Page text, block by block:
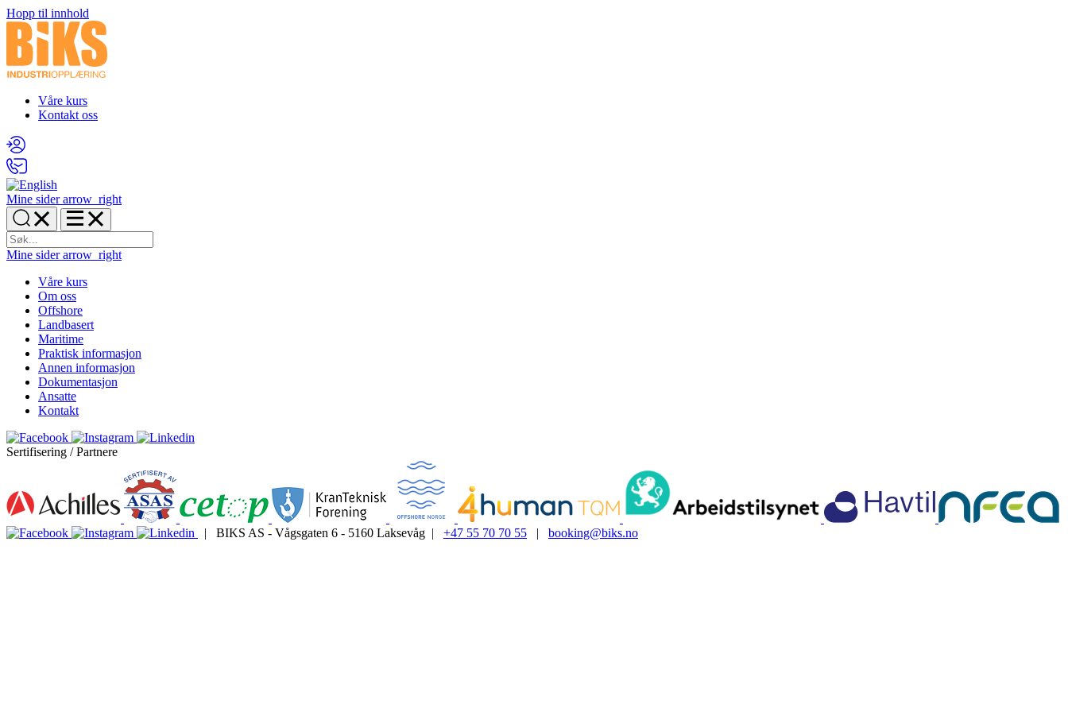
Hopp til innhold
Våre kurs
Kontakt oss
Mine sider arrow_right
Mine sider arrow_right
Våre kurs
Om oss
Offshore
Landbasert
Maritime
Praktisk informasjon
Annen informasjon
Dokumentasjon
Ansatte
Kontakt
Sertifisering / Partnere
| BIKS AS - Vågsgaten 6 - 5160 Laksevåg | +47 55 70 70 55 | booking@biks.no